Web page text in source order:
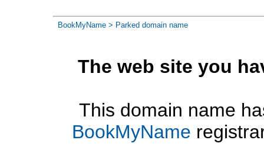
BookMyName > Parked domain name
The web site you
This domain name
BookMyName